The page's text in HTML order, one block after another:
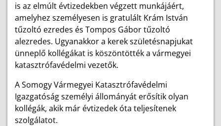
is az elmúlt évtizedekben végzett munkájáért,
amelyhez személyesen is gratulált Krám István
tűzoltó ezredes és Tompos Gábor tűzoltó
alezredes. Ugyanakkor a kerek születésnapjukat
ünneplő kollégákat is köszöntötték a vármegyei
katasztrófavédelmi vezetők.
A Somogy Vármegyei Katasztrófavédelmi
Igazgatóság személyi állományát erősítik olyan
kollégák, akik már évtizedek óta teljesítenek
szolgálatot.